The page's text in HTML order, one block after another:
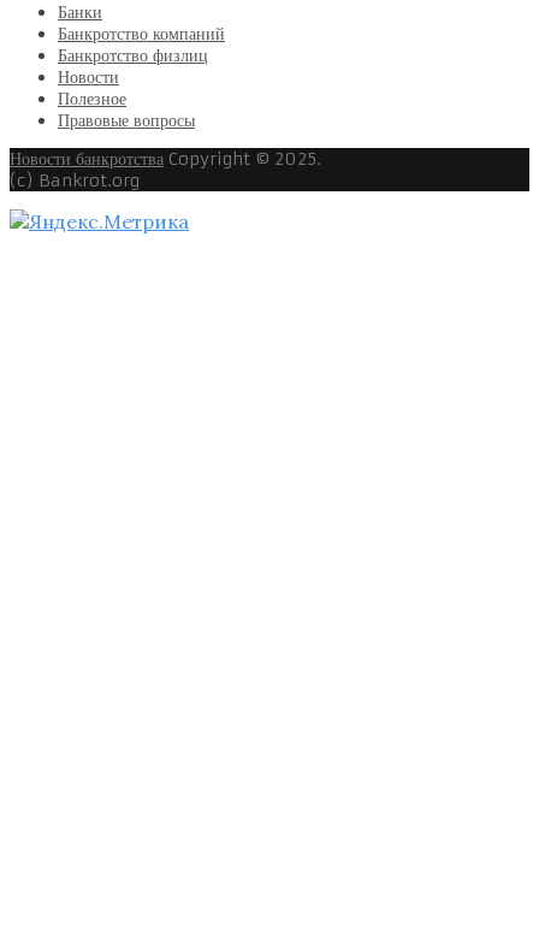
Банки
Банкротство компаний
Банкротство физлиц
Новости
Полезное
Правовые вопросы
Новости банкротства Copyright © 2025.
(c) Bankrot.org